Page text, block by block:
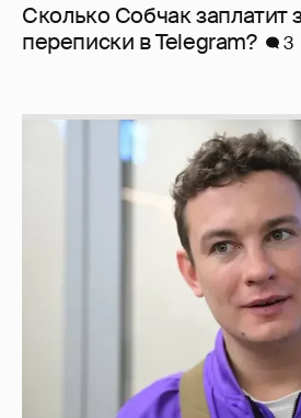
Сколько Собчак заплатит
перeписки в Telegram?
3